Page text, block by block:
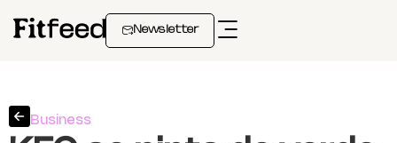
Newsletter
Business